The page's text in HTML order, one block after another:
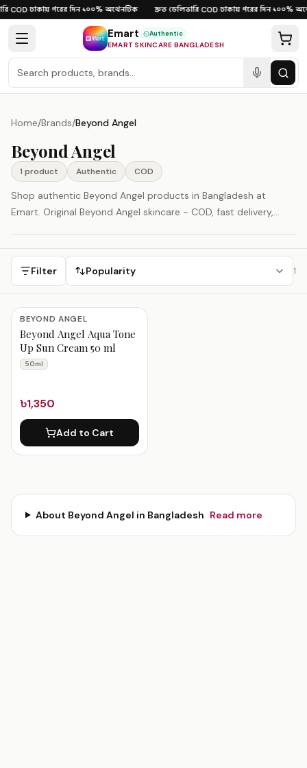
Skip to content
·COD·ঢাকায় পরের দিন·১০০% অথেনটিক দ্রুত ডেলিভারি·COD·ঢাকায় পরের দিন·১০০%
Emart Authentic
EMART SKINCARE BANGLADESH
Home/Brands/Beyond Angel
Beyond Angel
1 product Authentic COD
Shop authentic Beyond Angel products in Bangladesh at
Emart. Original Beyond Angel skincare - COD, fast delivery,
Filter Popularity 1
Beyond Angel Products
BEYOND ANGEL
Beyond Angel Aqua Tone
Up Sun Cream 50 ml
50ml
৳1,350
Add to Cart
About Beyond Angel in Bangladesh Read more